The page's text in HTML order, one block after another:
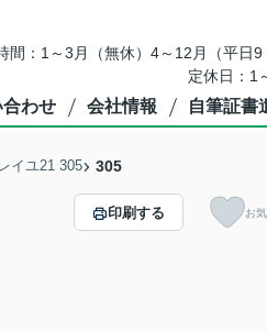
間：1～3月（無休）4～12月（平
定休日：1
わせ 会社情報 自筆証書
イユ21 305 305
印刷する お